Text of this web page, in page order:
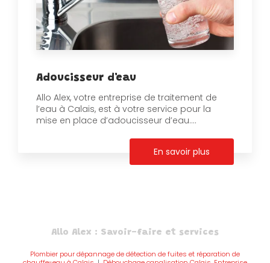
Adoucisseur d'eau
Allo Alex, votre entreprise de traitement de
l’eau à Calais, est à votre service pour la
mise en place d’adoucisseur d’eau....
En savoir plus
Allo Alex : Savoir-faire et services
Plombier pour dépannage de détection de fuites et réparation de